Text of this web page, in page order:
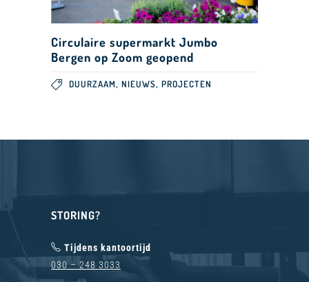
Circulaire supermarkt Jumbo
Bergen op Zoom geopend
DUURZAAM, NIEUWS, PROJECTEN
STORING?
Tijdens kantoortijd
030 – 248 3033